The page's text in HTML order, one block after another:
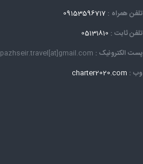
تلفن همراه : 09153596717
تلفن ثابت : 05131810
پست الکترونیک : pazhseir.travel[at]gmail.com
وب : charter2020.com